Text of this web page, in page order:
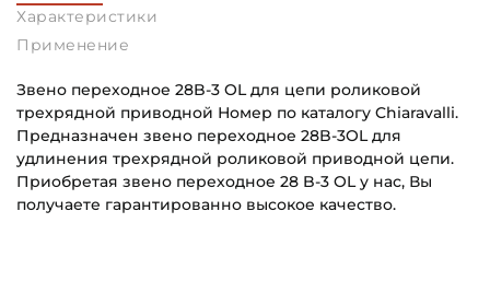
Характеристики
Применение
Звено переходное 28B-3 OL для цепи роликовой
трехрядной приводной Номер по каталогу Chiaravalli.
Предназначен звено переходное 28B-3OL для
удлинения трехрядной роликовой приводной цепи.
Приобретая звено переходное 28 B-3 OL у нас, Вы
получаете гарантированно высокое качество.